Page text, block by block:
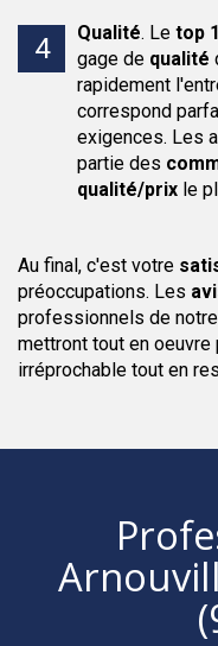
Qualité. Le top
gage de qualité
rapidement
correspond
exigences. Les
partie des
qualité/prix le
Au final, c'est votre
préoccupations. Les
professionnels de
mettront tout en
irréprochable tout en